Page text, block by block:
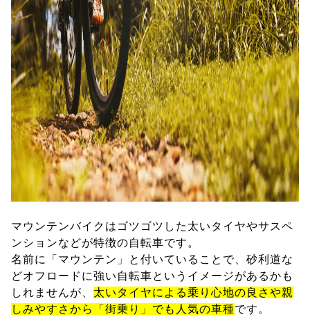
マウンテンバイクはゴツゴツした太いタイヤやサスペ
ンションなどが特徴の自転車です。
名前に「マウンテン」と付いていることで、砂利道な
どオフロードに強い自転車というイメージがあるかも
しれませんが、 太いタイヤによる乗り心地の良さや親
しみやすさから「街乗り」でも人気の車種です。